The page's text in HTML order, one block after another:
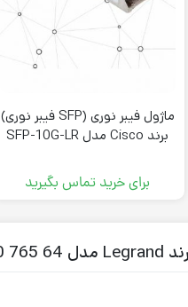
ماژول فیبر نوری (SFP فیبر نوری)
برند Cisco مدل SFP-10G-LR
برای خرید تماس بگیرید